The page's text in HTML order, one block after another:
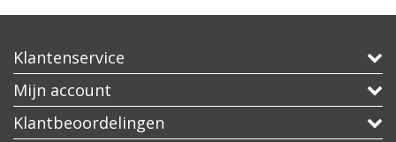
Klantenservice
Mijn account
Klantbeoordelingen